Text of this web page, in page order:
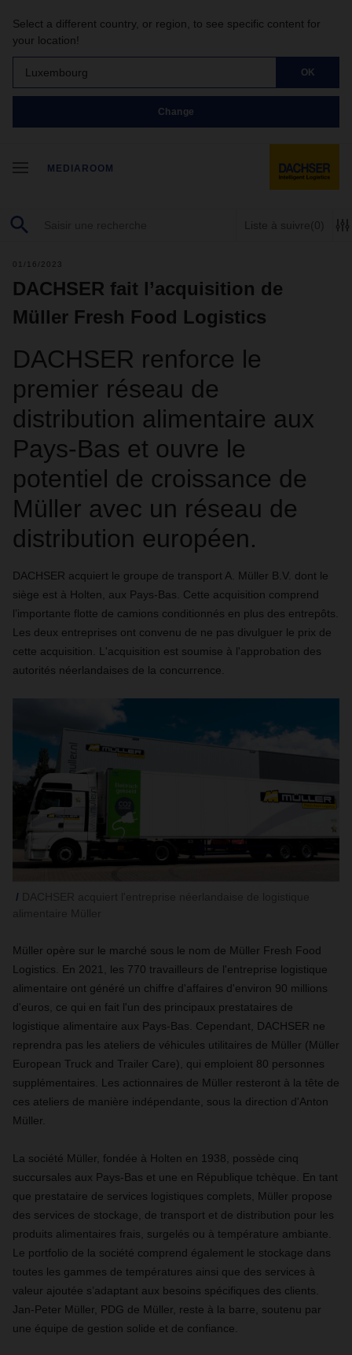
Select a different country, or region, to see specific content for
your location!
Luxembourg OK
Change
MEDIAROOM
Liste à suivre(0)
01/16/2023
DACHSER fait l’acquisition de
Müller Fresh Food Logistics
DACHSER renforce le
premier réseau de
distribution alimentaire aux
Pays-Bas et ouvre le
potentiel de croissance de
Müller avec un réseau de
distribution européen.
DACHSER acquiert le groupe de transport A. Müller B.V. dont le
siège est à Holten, aux Pays-Bas. Cette acquisition comprend
l’importante flotte de camions conditionnés en plus des entrepôts.
Les deux entreprises ont convenu de ne pas divulguer le prix de
cette acquisition. L'acquisition est soumise à l'approbation des
autorités néerlandaises de la concurrence.
Müller opère sur le marché sous le nom de Müller Fresh Food
Logistics. En 2021, les 770 travailleurs de l'entreprise logistique
alimentaire ont généré un chiffre d'affaires d'environ 90 millions
d'euros, ce qui en fait l'un des principaux prestataires de
logistique alimentaire aux Pays-Bas. Cependant, DACHSER ne
reprendra pas les ateliers de véhicules utilitaires de Müller (Müller
European Truck and Trailer Care), qui emploient 80 personnes
supplémentaires. Les actionnaires de Müller resteront à la tête de
ces ateliers de manière indépendante, sous la direction d'Anton
Müller.
La société Müller, fondée à Holten en 1938, possède cinq
succursales aux Pays-Bas et une en République tchèque. En tant
que prestataire de services logistiques complets, Müller propose
des services de stockage, de transport et de distribution pour les
produits alimentaires frais, surgelés ou à température ambiante.
Le portfolio de la société comprend également le stockage dans
toutes les gammes de températures ainsi que des services à
valeur ajoutée s’adaptant aux besoins spécifiques des clients.
Jan-Peter Müller, PDG de Müller, reste à la barre, soutenu par
une équipe de gestion solide et de confiance.